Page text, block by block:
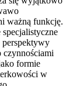
ważną funkcję.
perspektywy
czynnościami
formie
w